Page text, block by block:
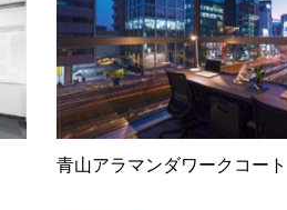
青山アラマンダワークコート